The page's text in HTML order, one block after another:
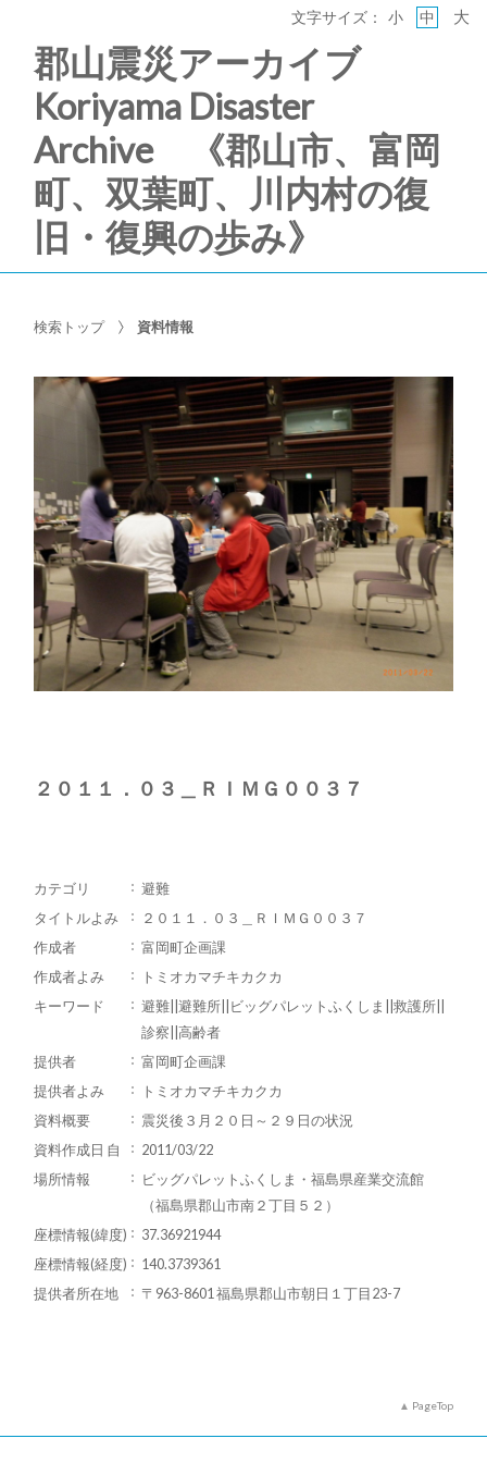
郡山震災アーカイブ
Koriyama Disaster
Archive 《郡山市、富岡
町、双葉町、川内村の復
旧・復興の歩み》
文字サイズ： 小 中 大
検索トップ 資料情報
２０１１．０３＿ＲＩＭＧ００３７
カテゴリ
避難
タイトルよみ
２０１１．０３＿ＲＩＭＧ００３７
作成者
富岡町企画課
作成者よみ
トミオカマチキカクカ
キーワード
避難||避難所||ビッグパレットふくしま||救護所||
診察||高齢者
提供者
富岡町企画課
提供者よみ
トミオカマチキカクカ
資料概要
震災後３月２０日～２９日の状況
資料作成日 自
2011/03/22
場所情報
ビッグパレットふくしま・福島県産業交流館
（福島県郡山市南２丁目５２）
座標情報(緯度)
37.36921944
座標情報(経度)
140.3739361
提供者所在地
〒963-8601 福島県郡山市朝日１丁目23-7
PageTop